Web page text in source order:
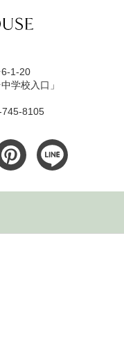
1-20
学校入口」
8105